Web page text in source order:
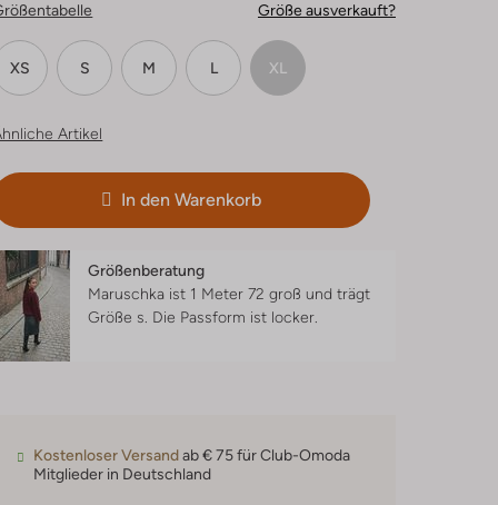
Größe ausverkauft?
XS S M L XL
Artikel
In den Warenkorb
Größenberatung
Maruschka ist 1 Meter 72 groß und trägt
Größe s. Die Passform ist locker
Kostenloser Versandab € 75 für Club-Omoda
Mitglieder in Deutschland